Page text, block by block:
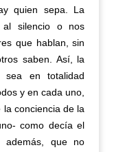
quien sepa. La
al silencio o nos
que hablan, sin
saben. Así, la
en totalidad
y en cada uno,
conciencia de la
como decía el
que no